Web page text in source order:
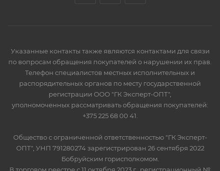
Указанные контакты также являются контактами для связи
по вопросам обращения покупателей о нарушении их прав.
Телефон специалистов местных исполнительных и
распорядительных органов по месту государственной
регистрации ООО "ГК Эксперт-ОПТ",
уполномоченных рассматривать обращения покупателей:
+375 225 68 00 41.
Общество с ограниченной ответственностью "ГК Эксперт-
ОПТ", УНП 791280274 зарегистрирован 26 сентября 2022
Бобруйским горисполкомом.